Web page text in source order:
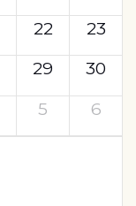
22
23
29
30
5 6